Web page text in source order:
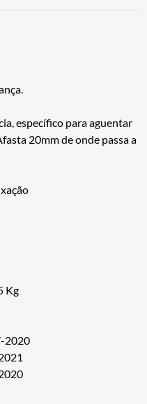
específico para aguentar
20mm de onde passa a
Kg
2020